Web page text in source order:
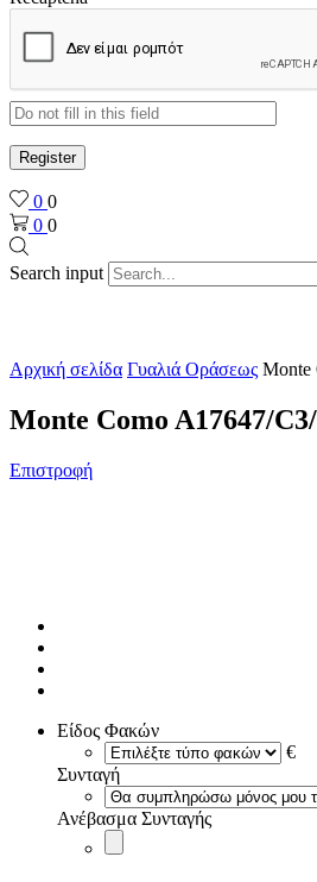
Register
0 0
0 0
Search input
Αρχική σελίδα Γυαλιά Οράσεως Monte
Monte Como A17647/
Επιστροφή
Είδος Φακών
€
Συνταγή
Ανέβασμα Συνταγής